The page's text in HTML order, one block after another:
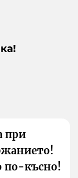
при
по-късно!